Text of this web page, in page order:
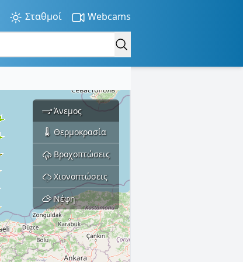
Σταθμοί Webcams
Άνεμος
Θερμοκρασία
Βροχοπτώσεις
Χιονοπτώσεις
Νέφη